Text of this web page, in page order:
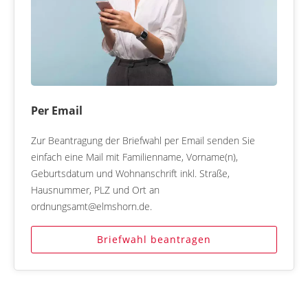
Per Email
Zur Beantragung der Briefwahl per Email senden Sie
einfach eine Mail mit Familienname, Vorname(n),
Geburtsdatum und Wohnanschrift inkl. Straße,
Hausnummer, PLZ und Ort an
ordnungsamt@elmshorn.de.
Briefwahl beantragen